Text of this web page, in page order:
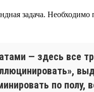
задача. Необходимо
— здесь все
по полу,